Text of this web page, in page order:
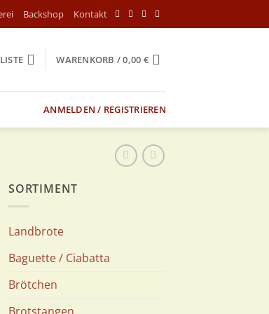
Backshop Kontakt
WARENKORB /0,00 €
ANMELDEN / REGISTRIEREN
SORTIMENT
Landbrote
Baguette / Ciabatta
Brötchen
Brotstangen